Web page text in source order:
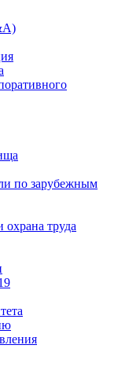
по зарубежным
труда